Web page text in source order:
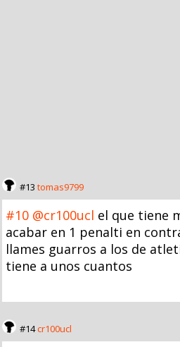
#13 tomas9799
#10 @cr100ucl el que tiene
acabar en 1 penalti en
llames guarros a los de
tiene a unos cuantos
#14cr100ucl